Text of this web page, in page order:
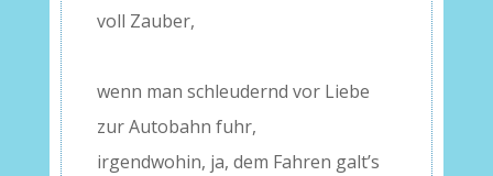
voll Zauber,
wenn man schleudernd vor Liebe
zur Autobahn fuhr,
irgendwohin, ja, dem Fahren galt’s